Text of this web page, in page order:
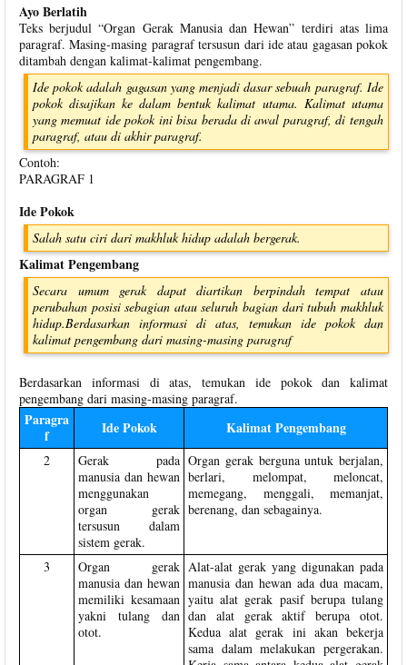
Ayo Berlatih
Teks berjudul “Organ Gerak Manusia dan Hewan” terdiri atas lima
paragraf. Masing-masing paragraf tersusun dari ide atau gagasan pokok
ditambah dengan kalimat-kalimat pengembang.
Ide pokok adalah gagasan yang menjadi dasar sebuah paragraf. Ide
pokok disajikan ke dalam bentuk kalimat utama. Kalimat utama
yang memuat ide pokok ini bisa berada di awal paragraf, di tengah
paragraf, atau di akhir paragraf.
Contoh:
PARAGRAF 1
Ide Pokok
Salah satu ciri dari makhluk hidup adalah bergerak.
Kalimat Pengembang
Secara umum gerak dapat diartikan berpindah tempat atau
perubahan posisi sebagian atau seluruh bagian dari tubuh makhluk
hidup.Berdasarkan informasi di atas, temukan ide pokok dan
kalimat pengembang dari masing-masing paragraf
Berdasarkan informasi di atas, temukan ide pokok dan kalimat
pengembang dari masing-masing paragraf.
Paragra
f
Ide Pokok Kalimat Pengembang
2
Gerak pada
manusia dan hewan
menggunakan
organ gerak
tersusun dalam
sistem gerak.
Organ gerak berguna untuk berjalan,
berlari, melompat, meloncat,
memegang, menggali, memanjat,
berenang, dan sebagainya.
3
Organ gerak
manusia dan hewan
memiliki kesamaan
yakni tulang dan
otot.
Alat-alat gerak yang digunakan pada
manusia dan hewan ada dua macam,
yaitu alat gerak pasif berupa tulang
dan alat gerak aktif berupa otot.
Kedua alat gerak ini akan bekerja
sama dalam melakukan pergerakan.